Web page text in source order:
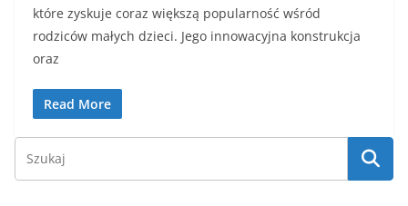
które zyskuje coraz większą popularność wśród
rodziców małych dzieci. Jego innowacyjna konstrukcja
oraz
Read More